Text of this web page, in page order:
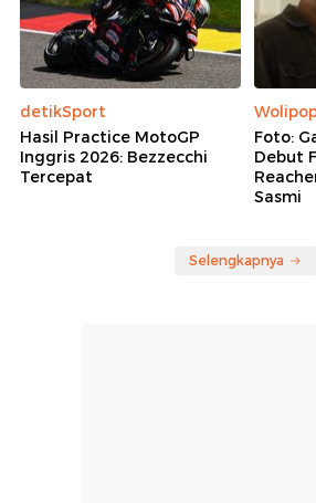
detikSport
Hasil Practice MotoGP
Inggris 2026: Bezzecchi
Tercepat
Foto:
Debut
Sasmi
Selengkapnya